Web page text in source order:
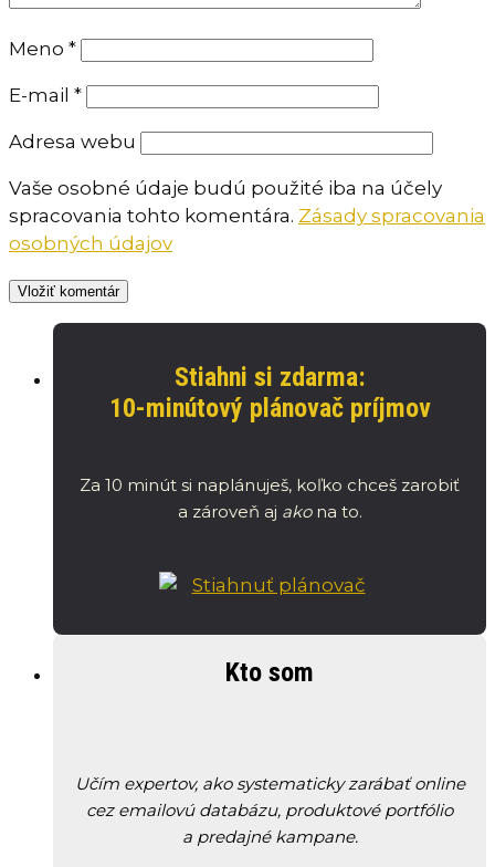
Meno *
E-mail *
Adresa webu
Vaše osobné údaje budú použité iba na účely
spracovania tohto komentára. Zásady spracovania
osobných údajov
Stiahni si zdarma:
10-minútový plánovač príjmov
Za 10 minút si naplánuješ, koľko chceš zarobiť
a zároveň aj ako na to.
Kto som
Učím expertov, ako systematicky zarábať online
cez emailovú databázu, produktové portfólio
a predajné kampane.